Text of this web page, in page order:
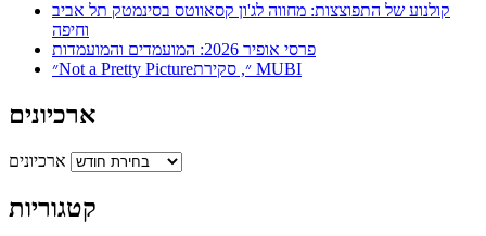
קולנוע של התפוצצות: מחווה לג'ון קסאווטס בסינמטק תל אביב
וחיפה
פרסי אופיר 2026: המועמדים והמועמדות
״Not a Pretty Picture״, סקירת MUBI
ארכיונים
ארכיונים
קטגוריות